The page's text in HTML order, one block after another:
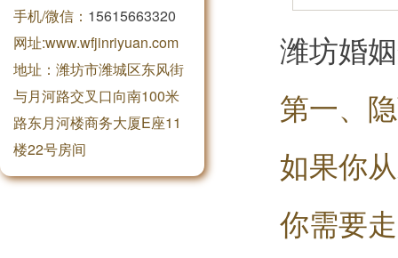
手机/微信： 15615663320
网址:www.wfjinriyuan.com
地址：潍坊市潍城区东风街
与月河路交叉口向南100米
路东月河楼商务大厦E座11
楼22号房间
潍坊婚
第一、
如果你
你需要